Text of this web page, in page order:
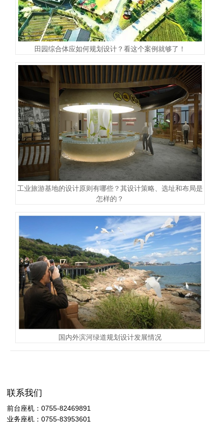
田园综合体应如何规划设计？看这个案例就够了！
工业旅游基地的设计原则有哪些？其设计策略、选址和布局是
怎样的？
国内外滨河绿道规划设计发展情况
联系我们
前台座机：0755-82469891
业务座机：0755-83953601